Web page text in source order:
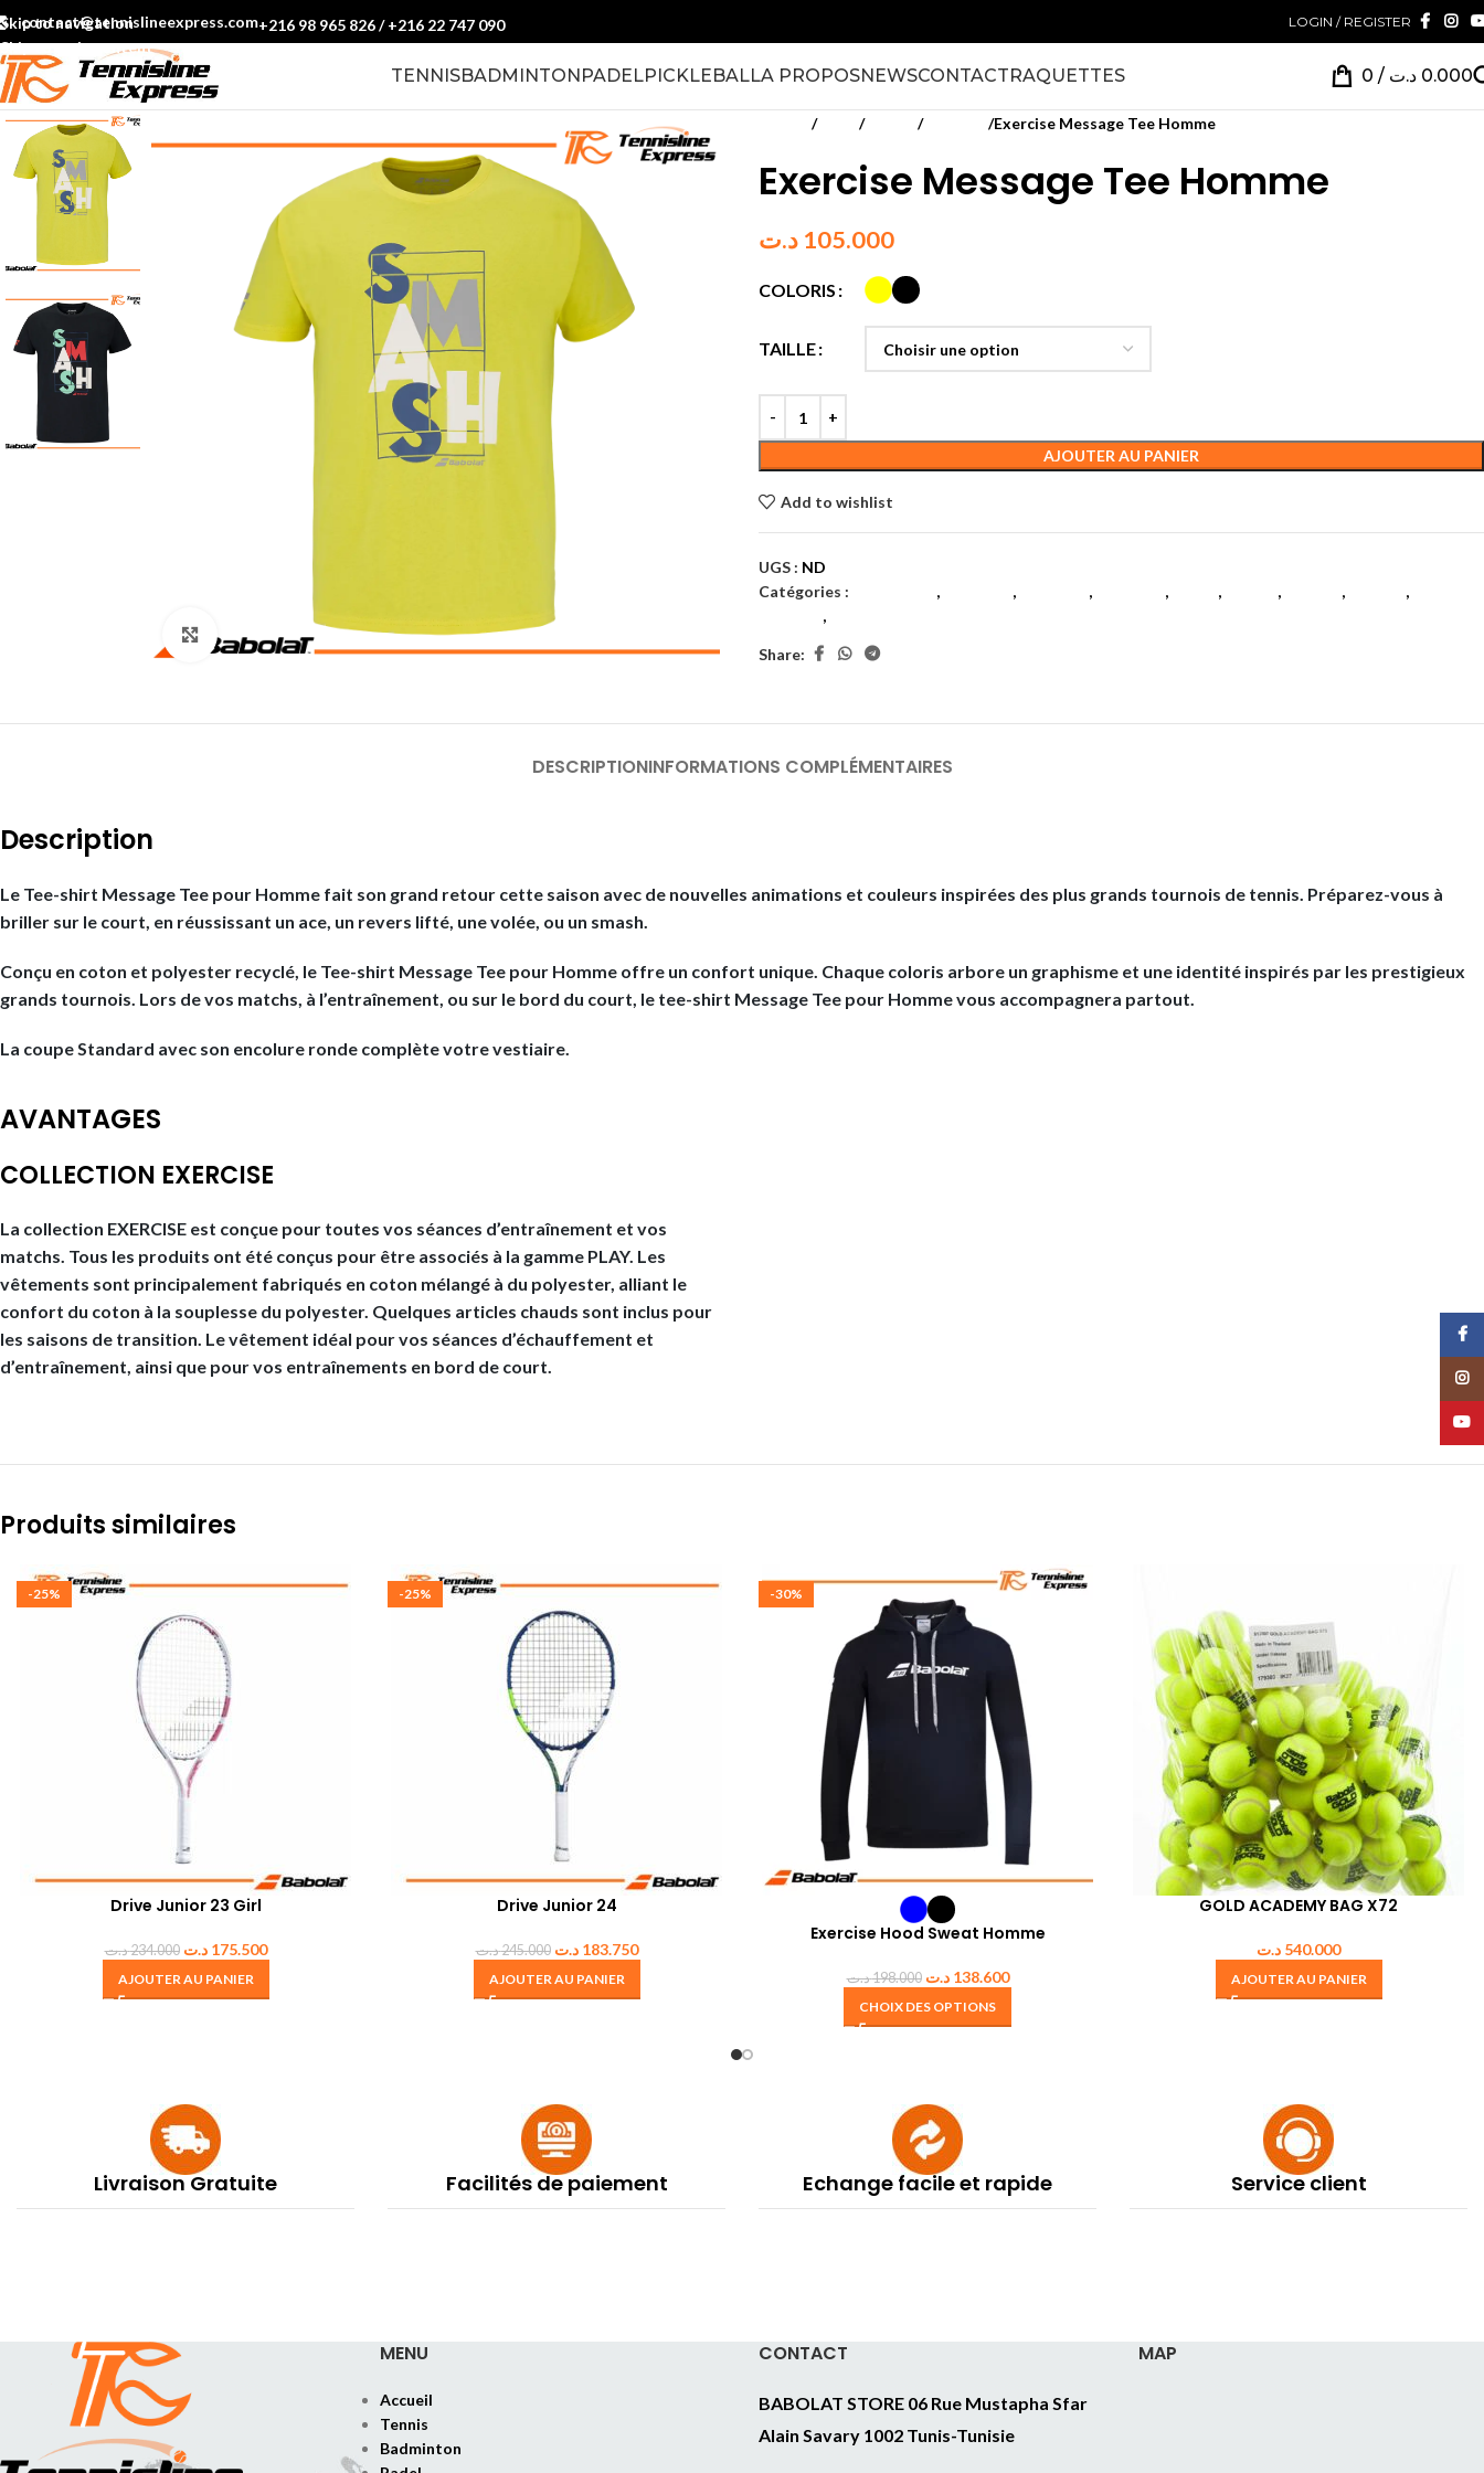
Skip to navigation
Skip to main content
contact@tennislineexpress.com+216 98 965 826/+216 22 747 090 LOGIN / REGISTER
TENNISBADMINTONPADELPICKLEBALLA PROPOSNEWSCONTACTRAQUETTES 0 / 0.000 د.ت
Click to enlarge
Padel Textile Hommes Exercise Message Tee Homme
Exercise Message Tee Homme
105.000 د.ت
COLORIS
TAILLE
AJOUTER AU PANIER
Add to wishlist
UGS : ND
Catégories :
, , , , , , , ,
,
Share:
DESCRIPTIONINFORMATIONS COMPLÉMENTAIRES
Description
Le Tee-shirt Message Tee pour Homme fait son grand retour cette saison avec de nouvelles animations et couleurs inspirées des plus grands tournois de tennis. Préparez-vous à
briller sur le court, en réussissant un ace, un revers lifté, une volée, ou un smash.
Conçu en coton et polyester recyclé, le Tee-shirt Message Tee pour Homme offre un confort unique. Chaque coloris arbore un graphisme et une identité inspirés par les prestigieux
grands tournois. Lors de vos matchs, à l’entraînement, ou sur le bord du court, le tee-shirt Message Tee pour Homme vous accompagnera partout.
La coupe Standard avec son encolure ronde complète votre vestiaire.
AVANTAGES
COLLECTION EXERCISE
La collection EXERCISE est conçue pour toutes vos séances d’entraînement et vos
matchs. Tous les produits ont été conçus pour être associés à la gamme PLAY. Les
vêtements sont principalement fabriqués en coton mélangé à du polyester, alliant le
confort du coton à la souplesse du polyester. Quelques articles chauds sont inclus pour
les saisons de transition. Le vêtement idéal pour vos séances d’échauffement et
d’entraînement, ainsi que pour vos entraînements en bord de court.
Produits similaires
-25%
Drive Junior 23 Girl
234.000د.ت 175.500 د.ت
AJOUTER AU PANIER
-25%
Drive Junior 24
245.000د.ت 183.750 د.ت
AJOUTER AU PANIER
-30%
Exercise Hood Sweat Homme
198.000د.ت 138.600 د.ت
CHOIX DES OPTIONS
GOLD ACADEMY BAG X72
540.000 د.ت
AJOUTER AU PANIER
Livraison Gratuite Facilités de paiement Echange facile et rapide Service client
MENU
Accueil
Tennis
Badminton
CONTACT
BABOLAT STORE 06 Rue Mustapha Sfar
Alain Savary 1002 Tunis-Tunisie
MAP